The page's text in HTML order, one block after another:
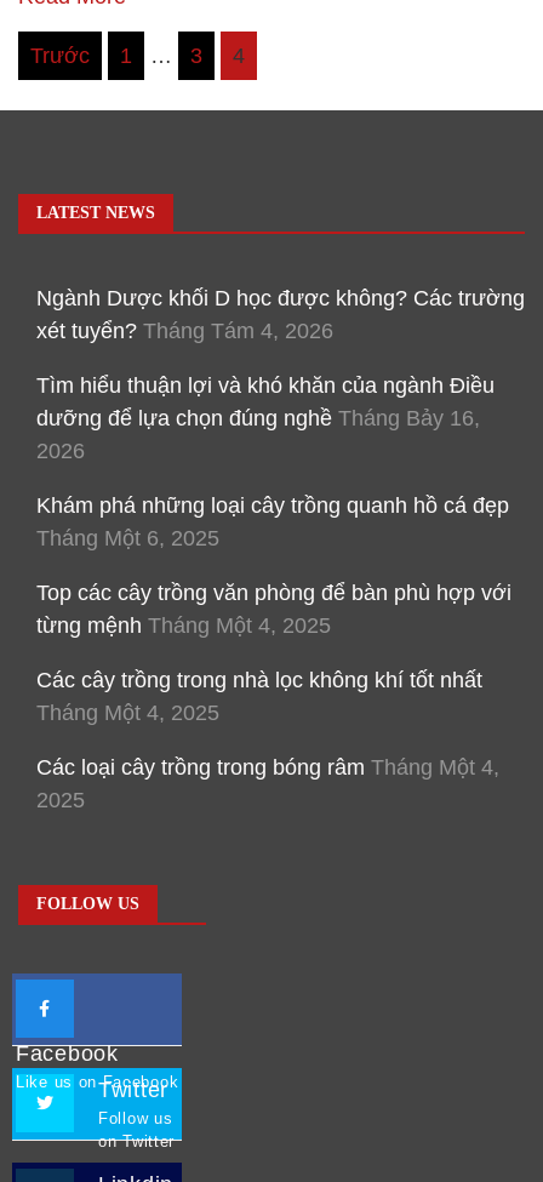
Điều
hướng
viết
Trước 1 … 3 4
LATEST NEWS
Ngành Dược khối D học được không? Các trường
xét tuyển? Tháng Tám 4, 2026
Tìm hiểu thuận lợi và khó khăn của ngành Điều
dưỡng để lựa chọn đúng nghề Tháng Bảy 16,
2026
Khám phá những loại cây trồng quanh hồ cá đẹp
Tháng Một 6, 2025
Top các cây trồng văn phòng để bàn phù hợp với
từng mệnh Tháng Một 4, 2025
Các cây trồng trong nhà lọc không khí tốt nhất
Tháng Một 4, 2025
Các loại cây trồng trong bóng râm Tháng Một 4,
2025
FOLLOW US
Facebook
Like us on Facebook
Twitter
Follow us
on Twitter